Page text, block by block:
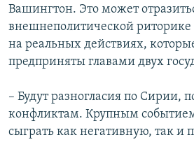
Вашингтон. Это может
внешнеполитической
на реальных действиях,
предприняты главами двух
– Будут разногласия по Сирии,
конфликтам. Крупным
сыграть как негативную, так и